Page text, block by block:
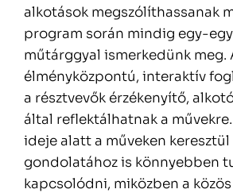
alkotások megszólíthassanak
program során mindig egy-
műtárggyal ismerkedünk meg.
élményközpontú, interaktív
a résztvevők érzékenyítő,
által reflektálhatnak a
ideje alatt a műveken keresztül
gondolatához is könnyebben
kapcsolódni, miközben a